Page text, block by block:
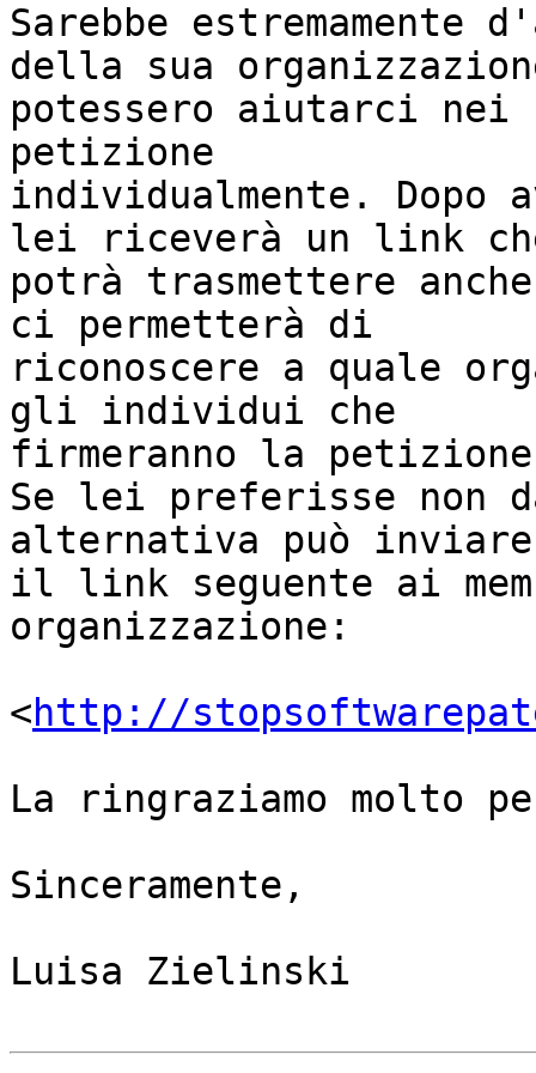
Sarebbe estremamente
della sua
potessero aiutarci
petizione
individualmente.
lei riceverà un link
potrà trasmettere
ci permetterà di
riconoscere a quale
gli individui che
firmeranno la
Se lei preferisse non
alternativa può inviare
il link seguente ai
organizzazione:
<http://
La ringraziamo molto
Sinceramente,
Luisa Zielinski